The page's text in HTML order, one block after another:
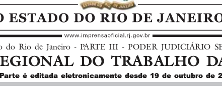
DO TRABALHO
é editada eletronicamente desde 19 de outubro de
DO TRABALHO
é editada eletronicamente desde 19 de outubro de
do  Rio  de  Janeiro  -  PARTE  III  -  PODER  JUDICIÁRIO